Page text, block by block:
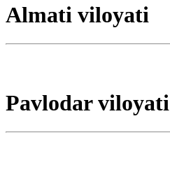
Almati viloyati
Pavlodar viloyati